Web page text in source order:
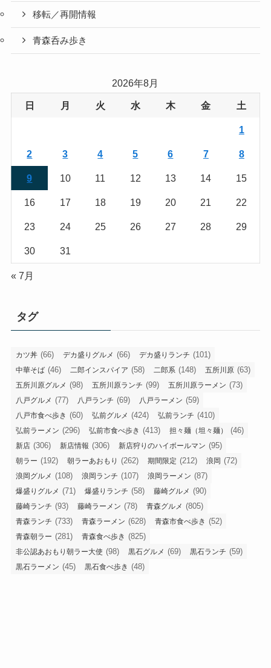
移転／再開情報
青森呑み歩き
2026年8月
日 月 火 水 木 金 土
1
2 3 4 5 6 7 8
9 10 11 12 13 14 15
16 17 18 19 20 21 22
23 24 25 26 27 28 29
30 31
« 7月
タグ
カツ丼 (66) デカ盛りグルメ (66) デカ盛りランチ (101)
中華そば (46) 二郎インスパイア (58) 二郎系 (148) 五所川原 (63)
五所川原グルメ (98) 五所川原ランチ (99) 五所川原ラーメン (73)
八戸グルメ (77) 八戸ランチ (69) 八戸ラーメン (59)
八戸市食べ歩き (60) 弘前グルメ (424) 弘前ランチ (410)
弘前ラーメン (296) 弘前市食べ歩き (413) 担々麺（坦々麺） (46)
新店 (306) 新店情報 (306) 新店狩りのハイボールマン (95)
朝ラー (192) 朝ラーあおもり (262) 期間限定 (212) 浪岡 (72)
浪岡グルメ (108) 浪岡ランチ (107) 浪岡ラーメン (87)
爆盛りグルメ (71) 爆盛りランチ (58) 藤崎グルメ (90)
藤崎ランチ (93) 藤崎ラーメン (78) 青森グルメ (805)
青森ランチ (733) 青森ラーメン (628) 青森市食べ歩き (52)
青森朝ラー (281) 青森食べ歩き (825)
非公認あおもり朝ラー大使 (98) 黒石グルメ (69) 黒石ランチ (59)
黒石ラーメン (45) 黒石食べ歩き (48)